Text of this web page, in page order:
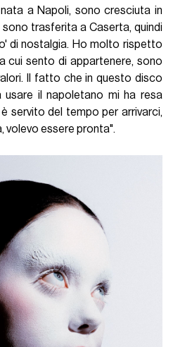
a Napoli, sono cresciuta in
trasferita a Caserta, quindi
di nostalgia. Ho molto rispetto
cui sento di appartenere, sono
Il fatto che in questo disco
usare il napoletano mi ha resa
servito del tempo per arrivarci,
volevo essere pronta".